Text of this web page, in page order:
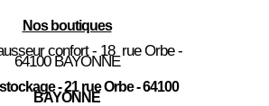
Nos boutiques
confort - 18 rue Orbe -
64100 BAYONNE
- 21 rue Orbe - 64100
BAYONNE